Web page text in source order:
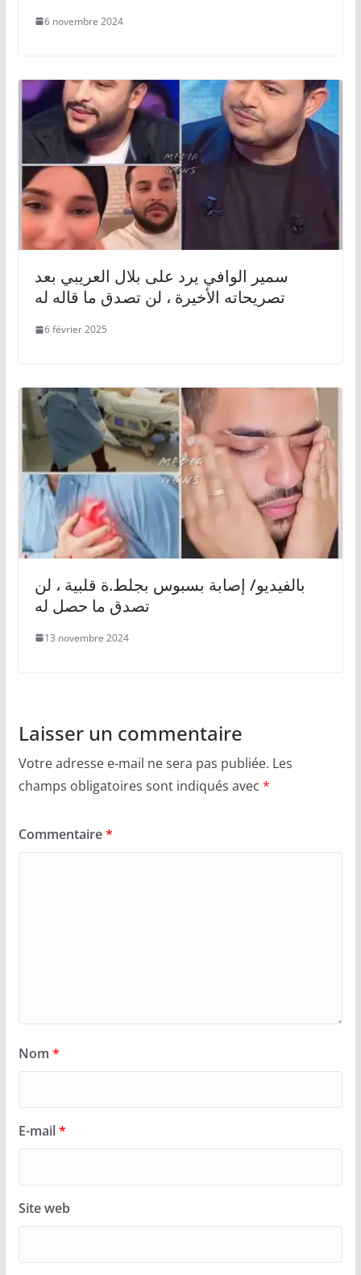
6 novembre 2024
سمير الوافي يرد على بلال العريبي بعد
تصريحاته الأخيرة ، لن تصدق ما قاله له
6 février 2025
بالفيديو/ إصابة بسبوس بجلط.ة قلبية ، لن
تصدق ما حصل له
13 novembre 2024
Laisser un commentaire
Votre adresse e-mail ne sera pas publiée. Les
champs obligatoires sont indiqués avec *
Commentaire*
Nom *
E-mail*
Site web